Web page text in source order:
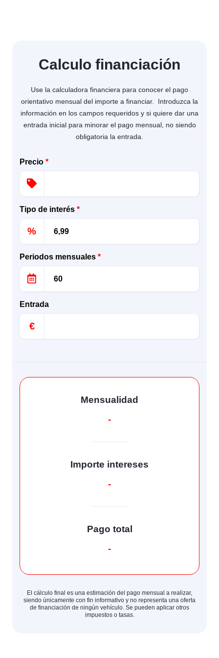
Calculo financiación
Use la calculadora financiera para conocer el pago
orientativo mensual del importe a financiar. Introduzca la
información en los campos requeridos y si quiere dar una
entrada inicial para minorar el pago mensual, no siendo
obligatoria la entrada.
Precio *
Tipo de interés *
%
Periodos mensuales *
Entrada
€
Mensualidad
-
Importe intereses
-
Pago total
-
El cálculo final es una estimación del pago mensual a realizar,
siendo únicamente con fin informativo y no representa una oferta
de financiación de ningún vehículo. Se pueden aplicar otros
impuestos o tasas.